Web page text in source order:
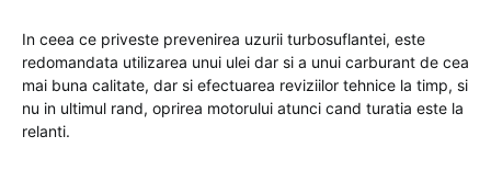
In ceea ce priveste prevenirea uzurii turbosuflantei, este
redomandata utilizarea unui ulei dar si a unui carburant de cea
mai buna calitate, dar si efectuarea reviziilor tehnice la timp, si
nu in ultimul rand, oprirea motorului atunci cand turatia este la
relanti.